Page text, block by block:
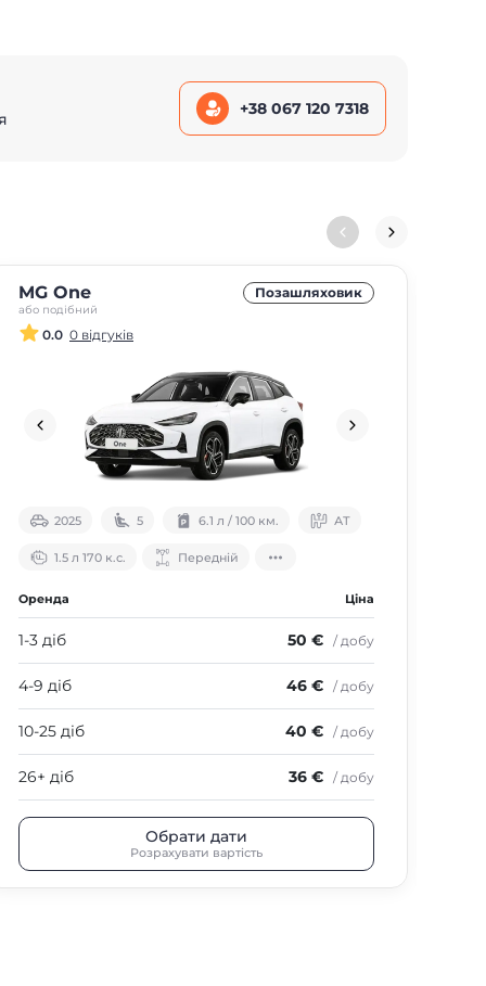
+38 067 120 7318
MG One
або подібний
Позашляховик
0.0 0 відгуків
2025 5 6.1 л / 100 км. АТ
1.5 л 170 к.с. Передній
Оренда Ціна
1-3 діб 50 € / добу
4-9 діб 46 € / добу
10-25 діб 40 € / добу
26+ діб 36 € / добу
Обрати дати
Розрахувати вартість